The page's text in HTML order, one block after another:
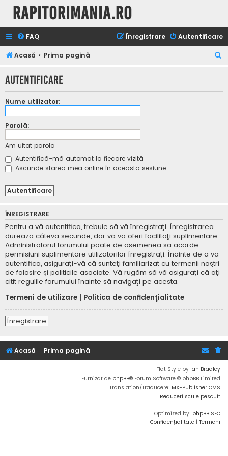
Rapitorimania.ro
FAQ Autentificare
Înregistrare
Acasă Prima pagină
t
Autentificare
Nume utilizator:
Parolă:
Am uitat parola
Autentifică-mă automat la fiecare vizită
Ascunde starea mea online în această sesiune
ÎNREGISTRARE
Pentru a vă autentifica, trebuie să vă înregistraţi. Înregistrarea
durează câteva secunde, dar vă va oferi facilităţi suplimentare.
Administratorul forumului poate de asemenea să acorde
permisiuni suplimentare utilizatorilor înregistraţi. Înainte de a vă
autentifica, asiguraţi-vă că sunteţi familiarizat cu termenii noştri
de folosire şi politicile asociate. Vă rugăm să vă asiguraţi că aţi
citit regulile forumului înainte să navigaţi pe acesta.
Termeni de utilizare
Politica de confidenţialitate
Înregistrare
Acasă Prima pagină
Flat Style by Ian Bradley
Furnizat de phpBB® Forum Software © phpBB Limited
Translation/Traducere: MX-Publisher CMS
Reduceri scule pescuit
Optimized by: phpBB SEO
Confidențialitate | Termeni